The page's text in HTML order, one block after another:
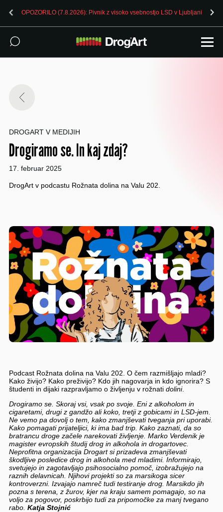
OPOZORILO (7.8.2026): Pivnik z visoko vsebnostjo LSD v Ljubljani
DROGART V MEDIJIH
Drogiramo se. In kaj zdaj?
17. februar 2025
DrogArt v podcastu Rožnata dolina na Valu 202.
Podcast Rožnata dolina na Valu 202. O čem razmišljajo mladi?
Kako živijo? Kako preživijo? Kdo jih nagovarja in kdo ignorira? S
študenti in dijaki razpravljamo o življenju v rožnati dolini.
Drogiramo se. Skoraj vsi, vsak po svoje. Eni z alkoholom in
cigaretami, drugi z gandžo ali koko, tretji z gobicami in LSD-jem.
Ne vemo pa dovolj o tem, kako zmanjševati tveganja pri uporabi.
Kako pomagati prijateljici, ki ima bad trip. Kako zaznati, da so
bratrancu droge začele narekovati življenje. Marko Verdenik je
magister evropskih študij drog in alkohola in drogartovec.
Neprofitna organizacija Drogart si prizadeva zmanjševati
škodljive posledice drog in alkohola med mladimi. Informirajo,
svetujejo in zagotavljajo psihosocialno pomoč, izobražujejo na
raznih delavnicah. Njihovi projekti so za marsikoga sicer
kontroverzni. Izvajajo namreč tudi testiranje drog. Marsikdo jih
pozna s terena, z žurov, kjer na kraju samem pomagajo, so na
voljo za pogovor, poskrbijo tudi za pripomočke za manj tvegano
rabo. Katja Stojnić